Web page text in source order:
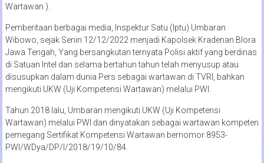
Wartawan ).
Pemberitaan berbagai media, Inspektur Satu (Iptu) Umbaran
Wibowo, sejak Senin 12/12/2022 menjadi Kapolsek Kradenan Blora
Jawa Tengah, Yang bersangkutan ternyata Polisi aktif yang berdinas
di Satuan Intel dan selama bertahun tahun telah menyusup atau
disusupkan dalam dunia Pers sebagai wartawan di TVRI, bahkan
mengikuti UKW (Uji Kompetensi Wartawan) melalui PWI.
Tahun 2018 lalu, Umbaran mengikuti UKW (Uji Kompetensi
Wartawan) melalui PWI dan dinyatakan sebagai wartawan kompeten
pemegang Sertifikat Kompetensi Wartawan bernomor 8953-
PWI/WDya/DP/I/2018/19/10/84.